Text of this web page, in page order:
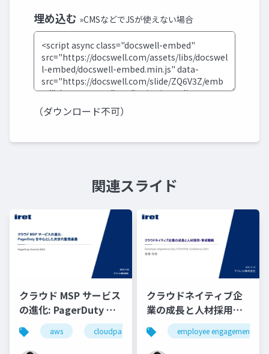
埋め込む »CMSなどでJSが使えない場合
（ダウンロード不可）
関連スライド
クラウド MSP サービス
の進化: PagerDuty を
中心とした次世代監視
基盤
aws cloudpack iret google cloud
クラウドネイティブ企
業の成長と人材採用・
育成戦略 / Developer
eXperience Day
employee engagement